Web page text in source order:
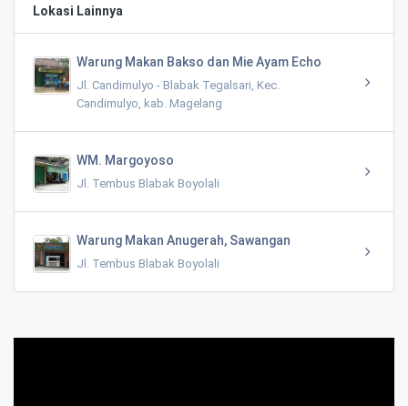
Lokasi Lainnya
Warung Makan Bakso dan Mie Ayam Echo
Jl. Candimulyo - Blabak Tegalsari, Kec.
Candimulyo, kab. Magelang
WM. Margoyoso
Jl. Tembus Blabak Boyolali
Warung Makan Anugerah, Sawangan
Jl. Tembus Blabak Boyolali